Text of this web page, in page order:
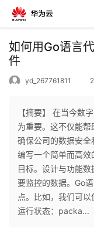
返
回
个
人
主
我
的
如何用Go语言
件
yd_267761811
【摘要】 在当今数
为重要。这不仅能
确保公司的数据安
编写一个简单而高
目标。设计与功能
要监控的数据。Go
点。比如，我们可
运行状态：packa...